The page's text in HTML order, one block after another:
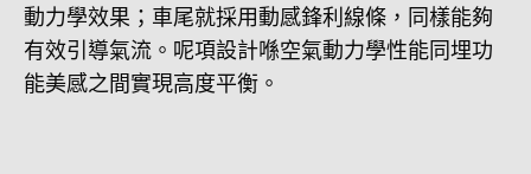
動力學效果；車尾就採用動感鋒利線條，同樣能夠
有效引導氣流。呢項設計喺空氣動力學性能同埋功
能美感之間實現高度平衡。